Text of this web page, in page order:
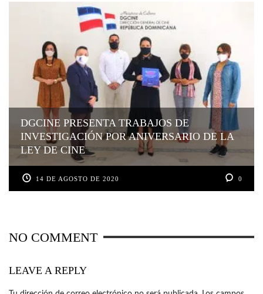
DGCINE PRESENTA TRABAJOS DE
INVESTIGACIÓN POR ANIVERSARIO DE LA
LEY DE CINE
14 DE AGOSTO DE 2020 0
NO COMMENT
LEAVE A REPLY